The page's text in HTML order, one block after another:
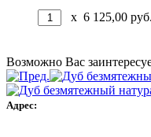
x 6 125,00 руб.
Возможно Вас
Адрес: